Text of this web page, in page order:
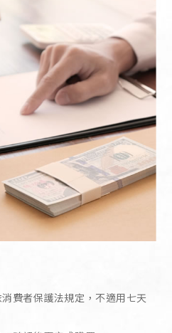
費者保護法規定，不適用七天